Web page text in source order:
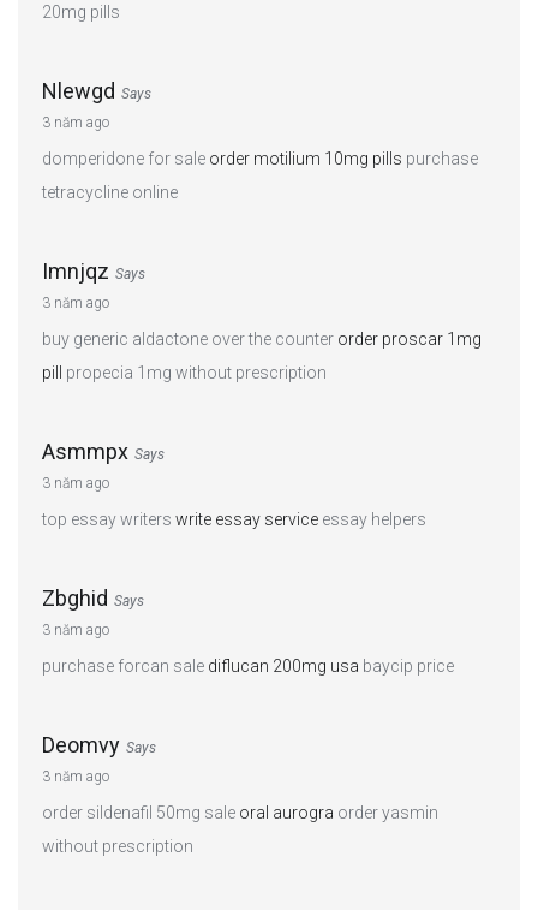
20mg pills
Nlewgd Says
3 năm ago
domperidone for sale order motilium 10mg pills purchase
tetracycline online
Imnjqz Says
3 năm ago
buy generic aldactone over the counter order proscar 1mg
pill
propecia 1mg without prescription
Asmmpx Says
3 năm ago
top essay writers write essay service essay helpers
Zbghid Says
3 năm ago
purchase forcan sale diflucan 200mg usa baycip price
Deomvy Says
3 năm ago
order sildenafil 50mg sale oral aurogra order yasmin
without prescription